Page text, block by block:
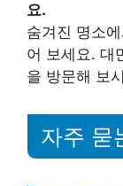
요.
숨겨진 명소
어 보세요. 대
을 방문해 보
자주 묻